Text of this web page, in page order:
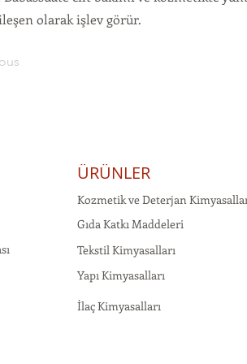
olarak işlev görür.
ÜRÜNLER
Kozmetik ve Deterjan
Gıda Katkı Maddeleri
Tekstil Kimyasalları
Yapı Kimyasalları
İlaç Kimyasalları